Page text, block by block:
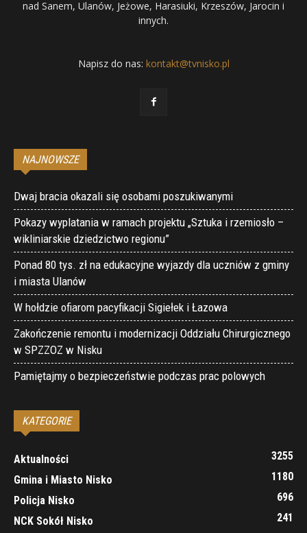
nad Sanem, Ulanów, Jeżowe, Harasiuki, Krzeszów, Jarocin i
innych.
Napisz do nas: kontakt@tvnisko.pl
NAJNOWSZE
Dwaj bracia okazali się osobami poszukiwanymi
Pokazy wyplatania w ramach projektu „Sztuka i rzemiosło –
wikliniarskie dziedzictwo regionu”
Ponad 80 tys. zł na edukacyjne wyjazdy dla uczniów z gminy
i miasta Ulanów
W hołdzie ofiarom pacyfikacji Sigiełek i Łazowa
Zakończenie remontu i modernizacji Oddziału Chirurgicznego
w SPZZOZ w Nisku
Pamiętajmy o bezpieczeństwie podczas prac polowych
KATEGORIE
Aktualności
3255
Gmina i Miasto Nisko
1180
Policja Nisko
696
NCK Sokół Nisko
241